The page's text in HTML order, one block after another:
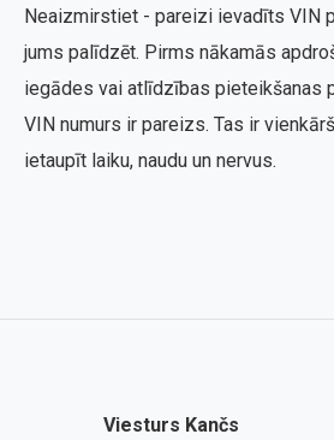
Neaizmirstiet - pareizi ievadīts VIN
jums palīdzēt. Pirms nākamās
iegādes vai atlīdzības pieteikšanas
VIN numurs ir pareizs. Tas ir
ietaupīt laiku, naudu un nervus.
Viesturs Kančs